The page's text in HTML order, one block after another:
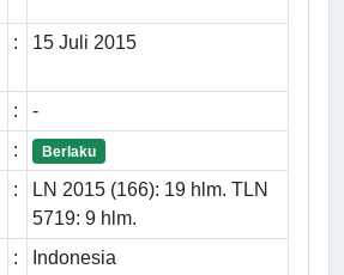
: 15 Juli 2015
:
-
: Berlaku
:
LN 2015 (166): 19 hlm. TLN
5719: 9 hlm.
: Indonesia